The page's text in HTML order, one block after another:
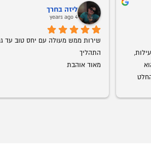
מוצרים ברמת גימור מדהימה. עכשיו הוא
התחיל להביא חדרי ילדים גם אנחנו בהחלט
ליזה בחרך
4 years ago
התהליך
מאוד אוהבת